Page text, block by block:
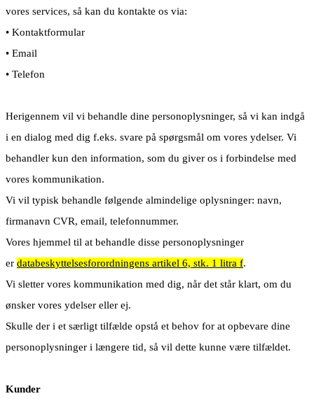
vores services, så kan du kontakte os via:
• Kontaktformular
• Email
• Telefon
Herigennem vil vi behandle dine personoplysninger, så vi kan indgå
i en dialog med dig f.eks. svare på spørgsmål om vores ydelser. Vi
behandler kun den information, som du giver os i forbindelse med
vores kommunikation.
Vi vil typisk behandle følgende almindelige oplysninger: navn,
firmanavn CVR, email, telefonnummer.
Vores hjemmel til at behandle disse personoplysninger
er databeskyttelsesforordningens artikel 6, stk. 1 litra f.
Vi sletter vores kommunikation med dig, når det står klart, om du
ønsker vores ydelser eller ej.
Skulle der i et særligt tilfælde opstå et behov for at opbevare dine
personoplysninger i længere tid, så vil dette kunne være tilfældet.
Kunder